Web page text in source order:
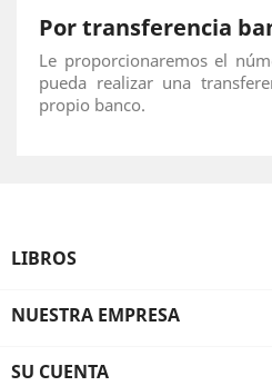
Por transferencia
Le proporcionaremos el
pueda realizar una
propio banco.
LIBROS
NUESTRA EMPRESA
SU CUENTA